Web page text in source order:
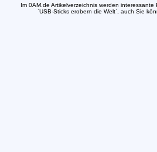
Im 0AM.de Artikelverzeichnis werden
`USB-Sticks erobern die Welt`, auch Sie